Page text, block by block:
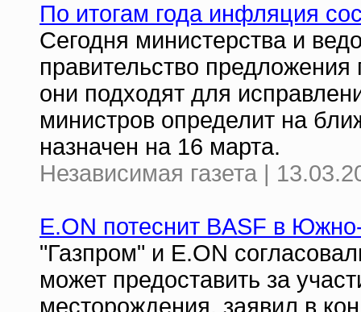
По итогам года инфляция
Сегодня министерства и
правительство
они подходят для
министров определит на
назначен на 16 марта.
Независимая газета |
E.ON потеснит BASF в
"Газпром" и E.ON
может предоставить за
месторождения, заявил в